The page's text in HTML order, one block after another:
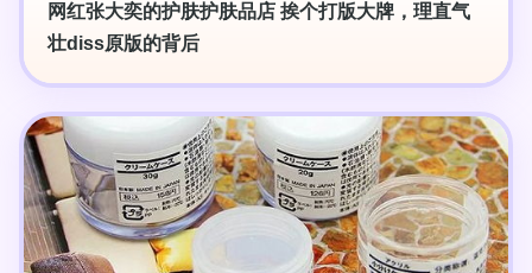
网红张大奕的护肤护肤品店 挨个打版大牌，理直气
壮diss原版的背后